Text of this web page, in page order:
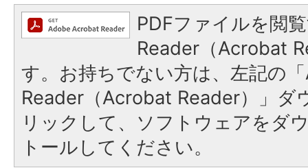
PDFファイルを閲
Reader（Acrobat
す。お持ちでない方は、左記の
Reader（Acrobat Reader）」ダ
リックして、ソフトウェアをダ
トールしてください。